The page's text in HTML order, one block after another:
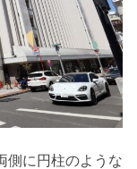
側に円柱のような